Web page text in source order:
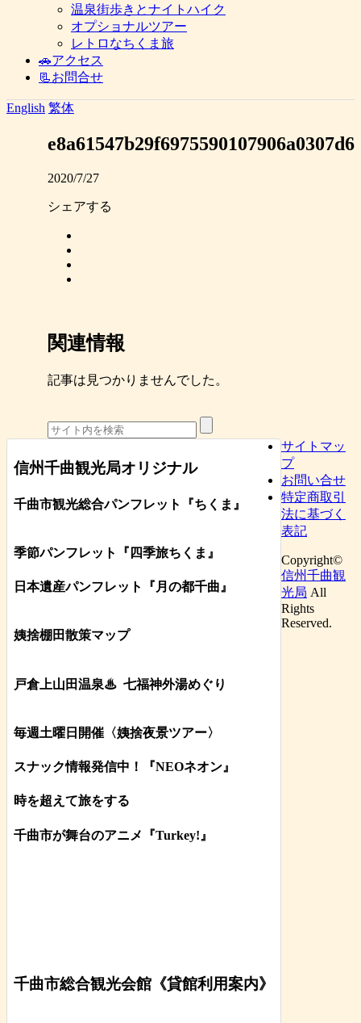
温泉街歩きとナイトハイク
オプショナルツアー
レトロなちくま旅
🚗アクセス
📃お問合せ
English 繁体
e8a61547b29f6975590107906a0307d6
2020/7/27
シェアする
関連情報
記事は見つかりませんでした。
信州千曲観光局オリジナル
千曲市観光総合パンフレット 『ちくま 』
季節パンフレット『四季旅ちくま』
日本遺産パンフレット 『月の都千曲 』
姨捨棚田散策マップ
戸倉上山田温泉♨ 七福神外湯めぐり
毎週土曜日開催〈姨捨夜景ツアー〉
スナック情報発信中！『NEOネオン』
時を超えて旅をする
千曲市が舞台のアニメ『Turkey!』
千曲市総合観光会館《貸館利用案内》
サイトマッ
プ
お問い合せ
特定商取引
法に基づく
表記
Copyright©
信州千曲観
光局 All
Rights
Reserved.